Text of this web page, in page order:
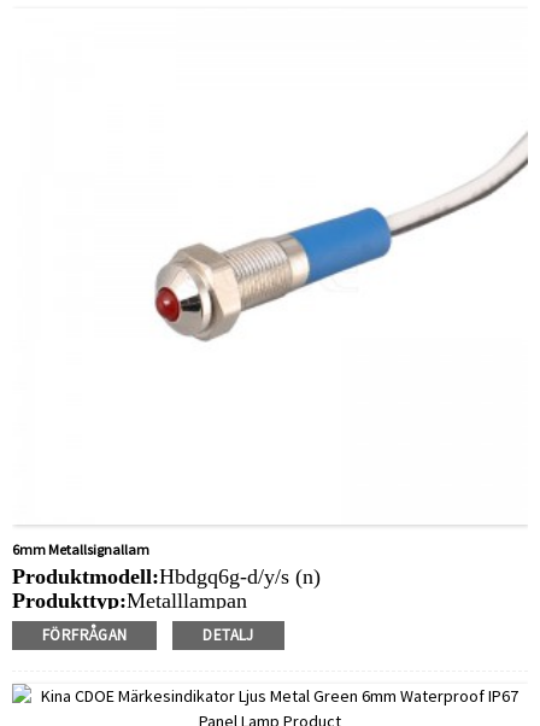
6mm Metallsignallam
Produktmodell:Hbdgq6g-d/y/s (n)
Produkttyp:Metalllampan
Monteringshålstorlek:6mm
LED -värde:6V/12V/24V/220V
Betalningsmetod:T/T (trådöverföring), PayPal, kreditkort
FÖRFRÅGAN DETALJ